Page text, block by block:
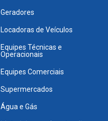
Geradores
Locadoras de Veículos
Equipes Técnicas e
Operacionais
Equipes Comerciais
Supermercados
Água e Gás